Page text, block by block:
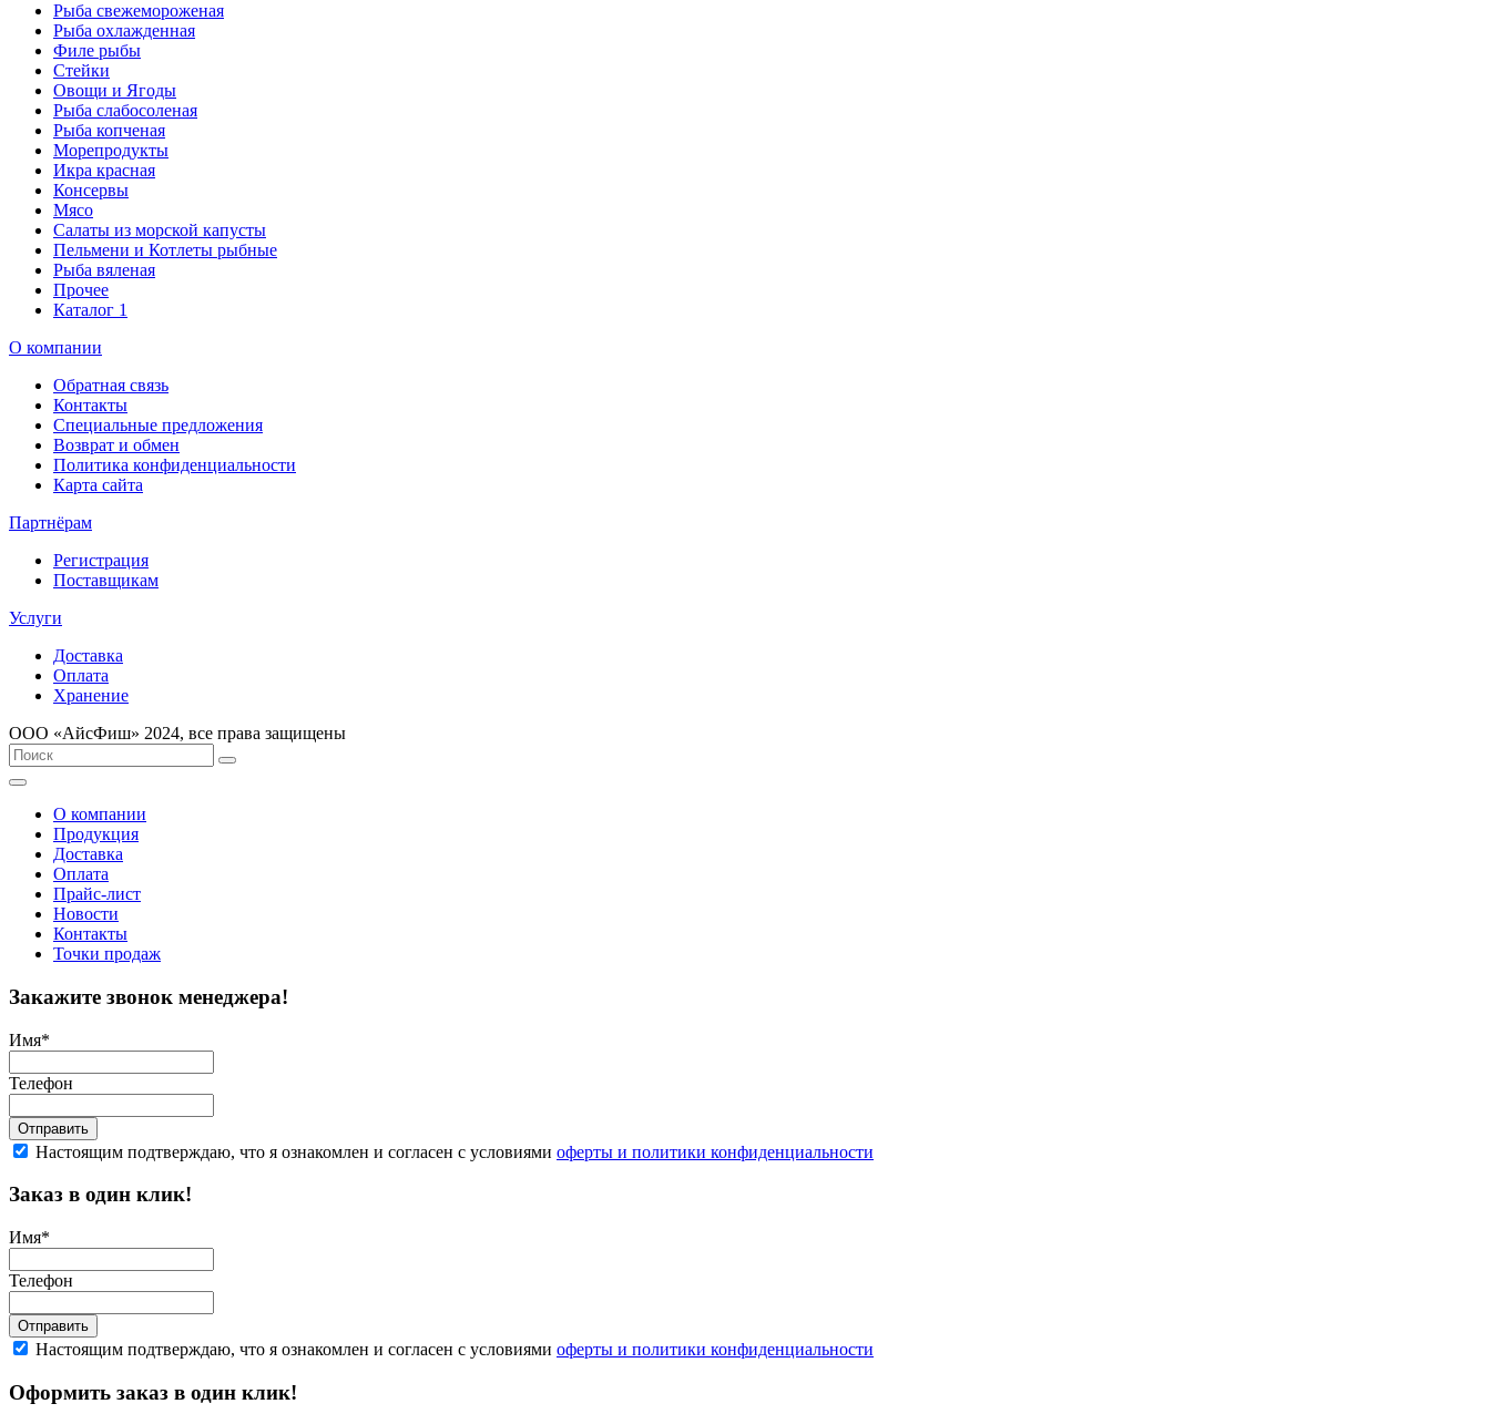
Рыба свежемороженая
Рыба охлажденная
Филе рыбы
Стейки
Овощи и Ягоды
Рыба слабосоленая
Рыба копченая
Морепродукты
Икра красная
Консервы
Мясо
Салаты из морской капусты
Пельмени и Котлеты рыбные
Рыба вяленая
Прочее
Каталог 1
О компании
Обратная связь
Контакты
Специальные предложения
Возврат и обмен
Политика конфиденциальности
Карта сайта
Партнёрам
Регистрация
Поставщикам
Услуги
Доставка
Оплата
Хранение
ООО «AйсФиш» 2024, все права защищены
О компании
Продукция
Доставка
Оплата
Прайс-лист
Новости
Контакты
Точки продаж
Закажите звонок менеджера!
Имя*
Телефон
Отправить
Настоящим подтверждаю, что я ознакомлен и согласен с условиями оферты и политики конфиденциальности
Заказ в один клик!
Имя*
Телефон
Отправить
Настоящим подтверждаю, что я ознакомлен и согласен с условиями оферты и политики конфиденциальности
Оформить заказ в один клик!